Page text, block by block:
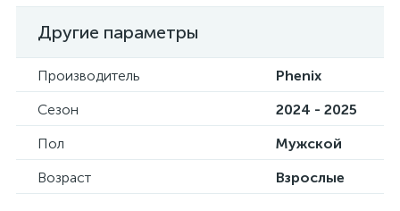
Другие параметры
Производитель
Phenix
Сезон
2024 - 2025
Пол
Мужской
Возраст
Взрослые